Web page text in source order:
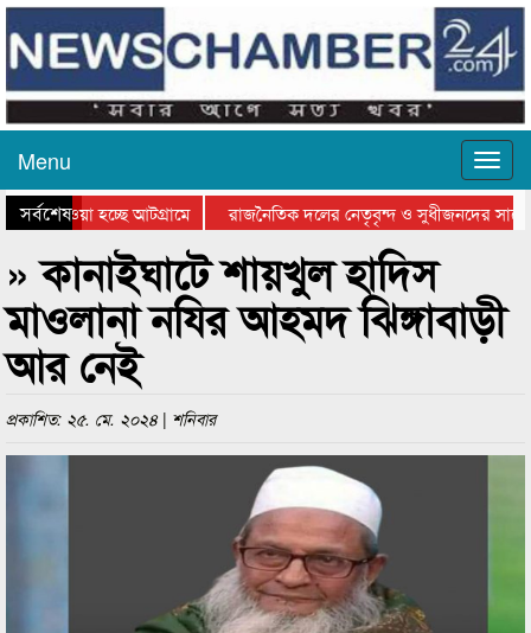
Menu
সর্বশেষ
যাওয়া হচ্ছে আটগ্রামে
রাজনৈতিক দলের নেতৃবৃন্দ ও সুধীজনদের সাথে
পুরস্কার বিতরণ সম্পন্ন
সিলেটে বাংলাদেশ গ্রুপ থিয়েটার
» কানাইঘাটে শায়খুল হাদিস
মাওলানা নযির আহমদ ঝিঙ্গাবাড়ী
আর নেই
প্রকাশিত: ২৫. মে. ২০২৪ | শনিবার